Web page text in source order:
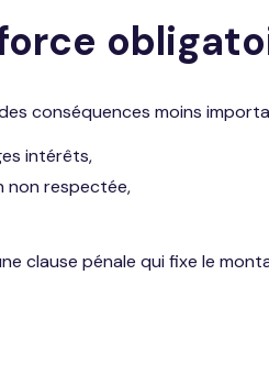
conséquences moins
intérêts,
non respectée,
clause pénale qui fixe le